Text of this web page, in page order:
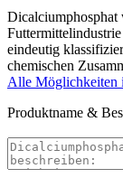
Dicalciumphosphat
eindeutig
chemischen
Alle
Produktname &